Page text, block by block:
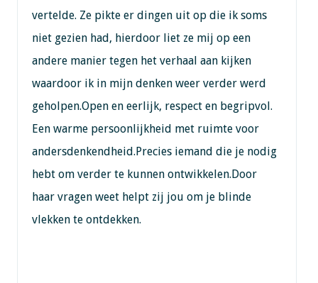
vertelde. Ze pikte er dingen uit op die ik soms
niet gezien had, hierdoor liet ze mij op een
andere manier tegen het verhaal aan kijken
waardoor ik in mijn denken weer verder werd
geholpen.Open en eerlijk, respect en begripvol.
Een warme persoonlijkheid met ruimte voor
andersdenkendheid.Precies iemand die je nodig
hebt om verder te kunnen ontwikkelen.Door
haar vragen weet helpt zij jou om je blinde
vlekken te ontdekken.